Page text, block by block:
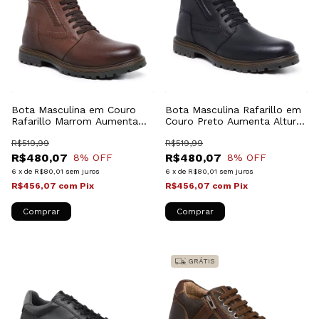
Bota Masculina em Couro
Rafarillo Marrom Aumenta
R$480,07
R$519,99
8% OFF
6 x de R$80,01 sem juros
R$456,07 com Pix
Comprar
Bota Masculina Rafarillo em
Couro Preto Aumenta Altura
R$480,07
R$519,99
8% OFF
6 x de R$80,01 sem juros
R$456,07 com Pix
Comprar
GRÁTIS